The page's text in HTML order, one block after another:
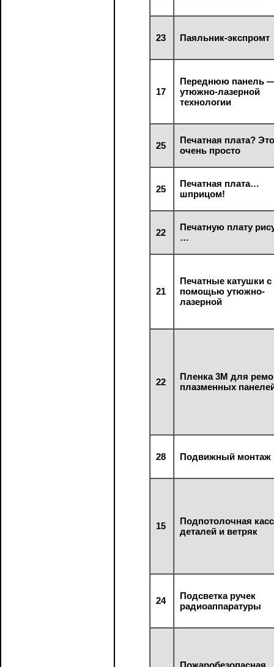
23 Паяльник-экспромт
17
Переднюю панель
утюжно-лазерной
технологии
25
Печатная плата?
очень просто
25
Печатная плата…
шприцом!
22
Печатную плату
…
21
Печатные катушки с
помощью утюжно-
лазерной
22
Пленка 3М для
плазменных
28 Подвижный монтаж
15
Подпотолочная
деталей и ветряк
24
Подсветка ручек
радиоаппаратуры
Пожаробезопасная